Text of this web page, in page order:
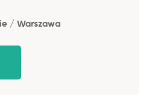
/ Warszawa